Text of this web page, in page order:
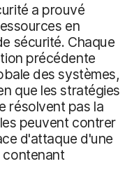
a prouvé
en
sécurité. Chaque
précédente
des systèmes,
que les stratégies
résolvent pas la
peuvent contrer
d'attaque d'une
contenant